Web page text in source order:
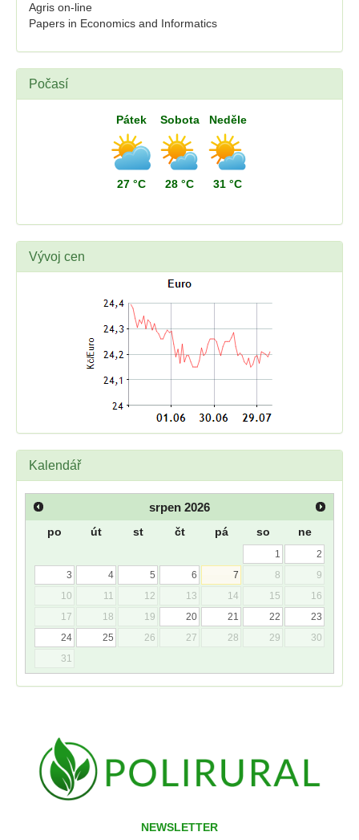
Agris on-line
Papers in Economics and Informatics
Počasí
Pátek
27 °C
Sobota
28 °C
Neděle
31 °C
Vývoj cen
Kalendář
srpen 2026
po út st čt pá so ne
1
2
3
4 5 6 7 8
9
10
11 12 13 14 15
16
17
18 19 20 21 22
23
24
25 26 27 28 29
30
31
NEWSLETTER